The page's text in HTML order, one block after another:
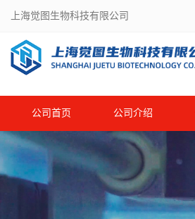
上海觉图生物科技有限公司
公司首页 公司介绍